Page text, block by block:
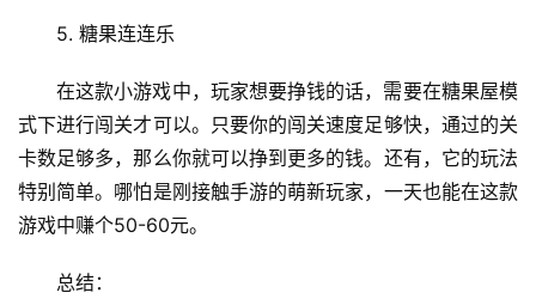
手
赚
A
P
5. 糖果连连乐
在这款小游戏中，玩家想要挣钱的话，需要在糖果屋模
式下进行闯关才可以。只要你的闯关速度足够快，通过的关
卡数足够多，那么你就可以挣到更多的钱。还有，它的玩法
特别简单。哪怕是刚接触手游的萌新玩家，一天也能在这款
游戏中赚个50-60元。
总结：